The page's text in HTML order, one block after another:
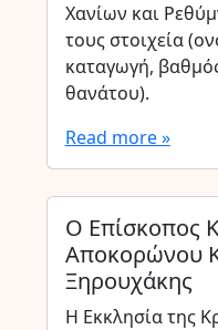
Χανίων και
τους στοιχεία
καταγωγή,
θανάτου).
Read more »
Ο Επίσκοπος
Αποκορώνου
Ξηρουχάκης
Η Εκκλησία της